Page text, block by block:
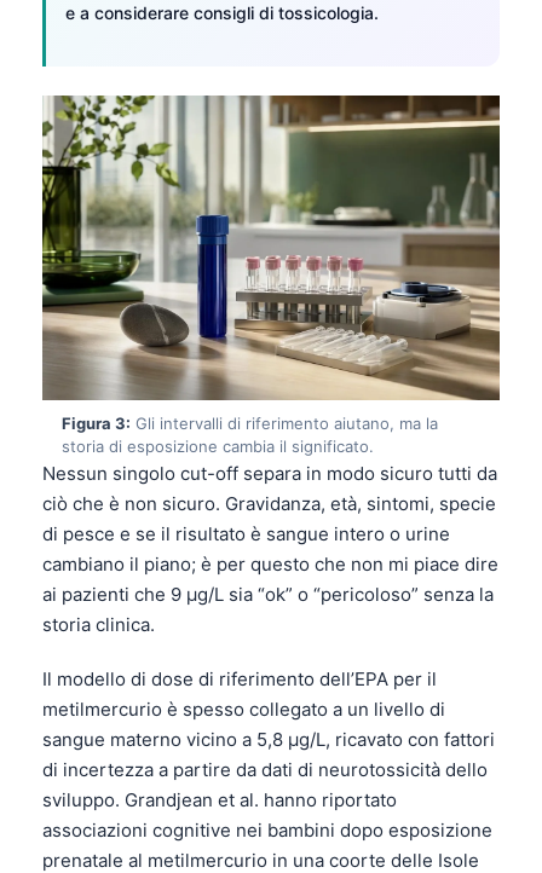
e a considerare consigli di tossicologia.
Figura 3: Gli intervalli di riferimento aiutano, ma la
storia di esposizione cambia il significato.
Nessun singolo cut-off separa in modo sicuro tutti da
ciò che è non sicuro. Gravidanza, età, sintomi, specie
di pesce e se il risultato è sangue intero o urine
cambiano il piano; è per questo che non mi piace dire
ai pazienti che 9 µg/L sia “ok” o “pericoloso” senza la
storia clinica.
Il modello di dose di riferimento dell’EPA per il
metilmercurio è spesso collegato a un livello di
sangue materno vicino a 5,8 µg/L, ricavato con fattori
di incertezza a partire da dati di neurotossicità dello
sviluppo. Grandjean et al. hanno riportato
associazioni cognitive nei bambini dopo esposizione
prenatale al metilmercurio in una coorte delle Isole